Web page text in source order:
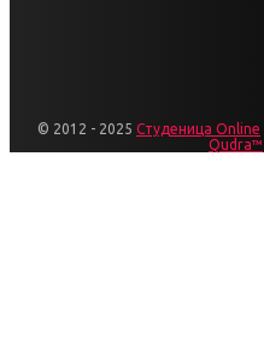
© 2012 - 2025 Студеница Online
Qudra™